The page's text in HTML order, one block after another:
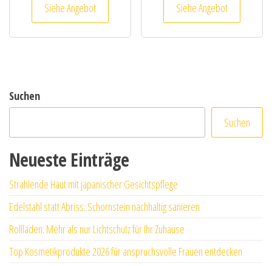
Siehe Angebot Siehe Angebot
Suchen
Suchen
Neueste Einträge
Strahlende Haut mit japanischer Gesichtspflege
Edelstahl statt Abriss: Schornstein nachhaltig sanieren
Rollläden: Mehr als nur Lichtschutz für Ihr Zuhause
Top Kosmetikprodukte 2026 für anspruchsvolle Frauen entdecken